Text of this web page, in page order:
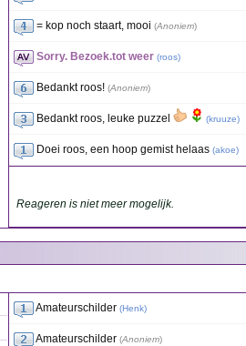
= kop noch staart, mooi (Anoniem)
Sorry. Bezoek.tot weer (roos)
Bedankt roos! (Anoniem)
Bedankt roos, leuke puzzel (kruuze)
Doei roos, een hoop gemist helaas (akoe)
Reageren is niet meer mogelijk.
Amateurschilder (Henk)
Amateurschilder (Anoniem)